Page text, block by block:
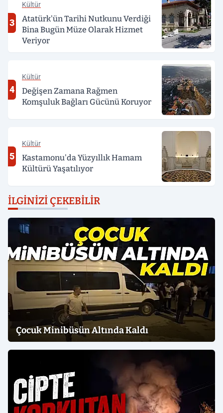
3
Kültür
Atatürk'ün Tarihi Nutkunu Verdiği
Bina Bugün Müze Olarak Hizmet
Veriyor
4
Kültür
Değişen Zamana Rağmen
Komşuluk Bağları Gücünü Koruyor
5
Kültür
Kastamonu'da Yüzyıllık Hamam
Kültürü Yaşatılıyor
İLGINIZI ÇEKEBILIR
Çocuk Minibüsün Altında Kaldı